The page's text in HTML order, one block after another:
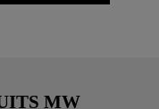
MW